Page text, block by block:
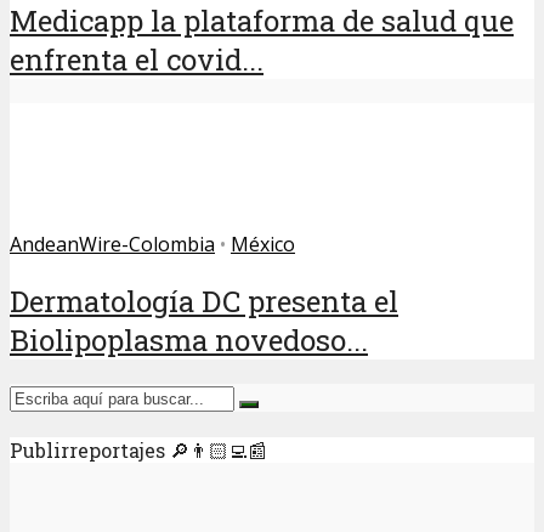
Medicapp la plataforma de salud que
enfrenta el covid...
AndeanWire-Colombia • México
Dermatología DC presenta el
Biolipoplasma novedoso...
Publirreportajes 🔎👨🏻‍💻📰